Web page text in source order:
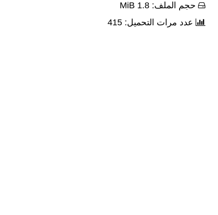
حجم الملف: 1.8 MiB
عدد مرات التحميل: 415